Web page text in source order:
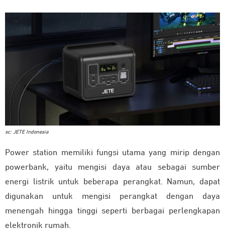
sc: JETE Indonesia
Power station memiliki fungsi utama yang mirip dengan
powerbank, yaitu mengisi daya atau sebagai sumber
energi listrik untuk beberapa perangkat. Namun, dapat
digunakan untuk mengisi perangkat dengan daya
menengah hingga tinggi seperti berbagai perlengkapan
elektronik rumah.